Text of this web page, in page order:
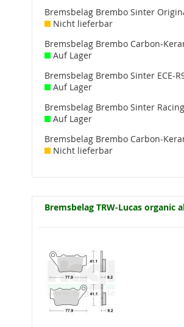
Bremsbelag Brembo Sinter
Nicht lieferbar
Bremsbelag Brembo Carbon-
Auf Lager
Bremsbelag Brembo Sinter ECE-
Auf Lager
Bremsbelag Brembo Sinter
Auf Lager
Bremsbelag Brembo Carbon-
Nicht lieferbar
Bremsbelag TRW-Lucas organic